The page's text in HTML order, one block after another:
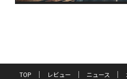
TOP レビュー ニュース